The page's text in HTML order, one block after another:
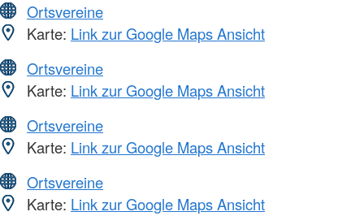
Ortsvereine
Karte: Link zur Google Maps Ansicht
Ortsvereine
Karte: Link zur Google Maps Ansicht
Ortsvereine
Karte: Link zur Google Maps Ansicht
Ortsvereine
Karte: Link zur Google Maps Ansicht